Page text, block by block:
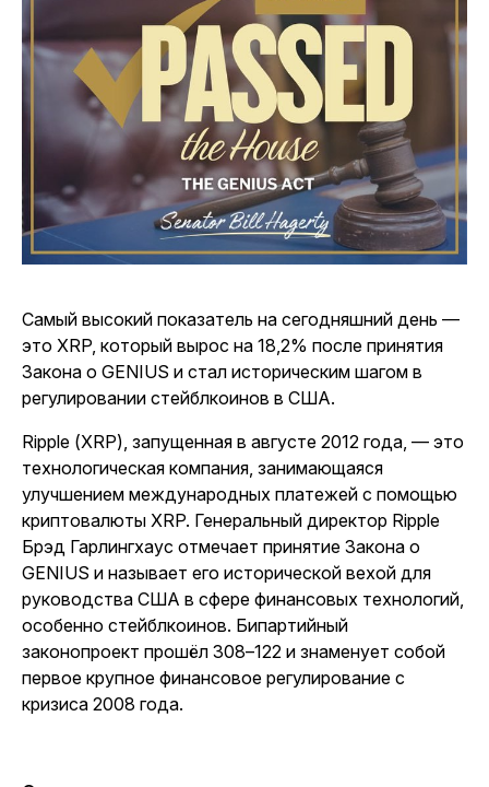
Самый высокий показатель на сегодняшний день —
это XRP, который вырос на 18,2% после принятия
Закона о GENIUS и стал историческим шагом в
регулировании стейблкоинов в США.
Ripple (XRP), запущенная в августе 2012 года, — это
технологическая компания, занимающаяся
улучшением международных платежей с помощью
криптовалюты XRP. Генеральный директор Ripple
Брэд Гарлингхаус отмечает принятие Закона о
GENIUS и называет его исторической вехой для
руководства США в сфере финансовых технологий,
особенно стейблкоинов. Бипартийный
законопроект прошёл 308–122 и знаменует собой
первое крупное финансовое регулирование с
кризиса 2008 года.